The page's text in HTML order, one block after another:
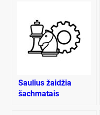
Saulius žaidžia
šachmatais